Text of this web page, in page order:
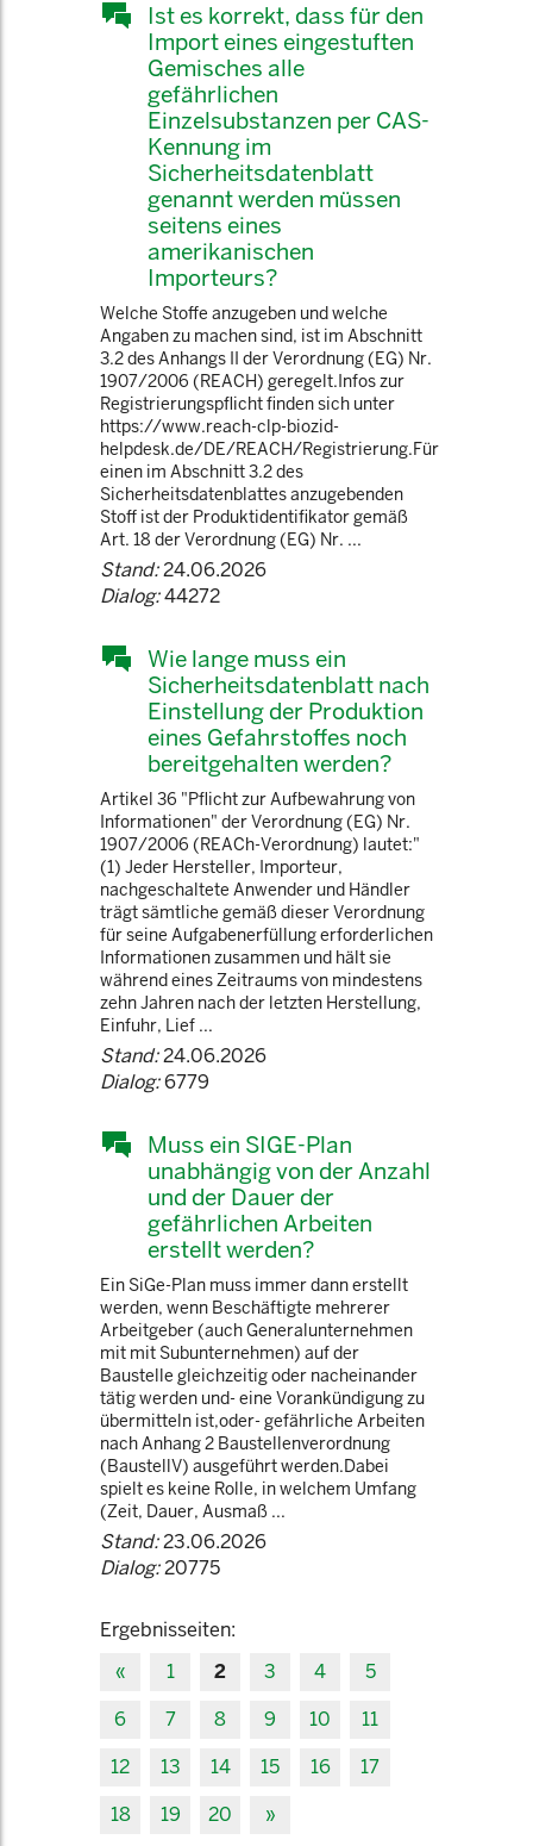
Ist es korrekt, dass für den
Import eines eingestuften
Gemisches alle
gefährlichen
Einzelsubstanzen per CAS-
Kennung im
Sicherheitsdatenblatt
genannt werden müssen
seitens eines
amerikanischen
Importeurs?
Welche Stoffe anzugeben und welche
Angaben zu machen sind, ist im Abschnitt
3.2 des Anhangs II der Verordnung (EG) Nr.
1907/2006 (REACH) geregelt.Infos zur
Registrierungspflicht finden sich unter
https://www.reach-clp-biozid-
helpdesk.de/DE/REACH/Registrierung.Für
einen im Abschnitt 3.2 des
Sicherheitsdatenblattes anzugebenden
Stoff ist der Produktidentifikator gemäß
Art. 18 der Verordnung (EG) Nr. ...
Stand:24.06.2026
Dialog:44272
Wie lange muss ein
Sicherheitsdatenblatt nach
Einstellung der Produktion
eines Gefahrstoffes noch
bereitgehalten werden?
Artikel 36 "Pflicht zur Aufbewahrung von
Informationen" der Verordnung (EG) Nr.
1907/2006 (REACh-Verordnung) lautet:"
(1) Jeder Hersteller, Importeur,
nachgeschaltete Anwender und Händler
trägt sämtliche gemäß dieser Verordnung
für seine Aufgabenerfüllung erforderlichen
Informationen zusammen und hält sie
während eines Zeitraums von mindestens
zehn Jahren nach der letzten Herstellung,
Einfuhr, Lief ...
Stand:24.06.2026
Dialog:6779
Muss ein SIGE-Plan
unabhängig von der Anzahl
und der Dauer der
gefährlichen Arbeiten
erstellt werden?
Ein SiGe-Plan muss immer dann erstellt
werden, wenn Beschäftigte mehrerer
Arbeitgeber (auch Generalunternehmen
mit mit Subunternehmen) auf der
Baustelle gleichzeitig oder nacheinander
tätig werden und- eine Vorankündigung zu
übermitteln ist,oder- gefährliche Arbeiten
nach Anhang 2 Baustellenverordnung
(BaustellV) ausgeführt werden.Dabei
spielt es keine Rolle, in welchem Umfang
(Zeit, Dauer, Ausmaß ...
Stand:23.06.2026
Dialog:20775
Ergebnisseiten:
«
1 2 3 4
5
6
7 8 9 10
11
12
13 14 15 16
17
18
19 20 »